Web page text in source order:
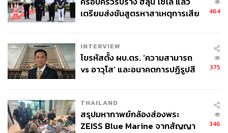
เตรียมส่งชันสูตรหาสาเหตุการเสีย
464
INTERVIEW
ไขรหัสตั้ง ผบ.ตร. ‘ความสามารถ
vs อาวุโส’ และอนาคตการปฏิรูปสี
375
THAILAND
สรุปมหากาพย์กล้องส่องพระ
ZEISS Blue Marine จากสัญญา
346